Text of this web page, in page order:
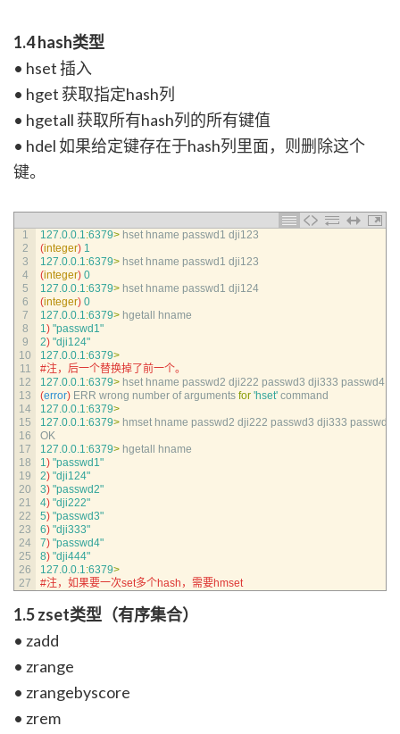
1.4 hash类型
• hset 插入
• hget 获取指定hash列
• hgetall 获取所有hash列的所有键值
• hdel 如果给定键存在于hash列里面，则删除这个
键。
1
2
3
4
5
6
7
8
9
10
11
12
13
14
15
16
17
18
19
20
21
22
23
24
25
26
27
127.0.0.1:6379> hset hname passwd1 dji123
(integer) 1
127.0.0.1:6379> hset hname passwd1 dji123
(integer) 0
127.0.0.1:6379> hset hname passwd1 dji124
(integer) 0
127.0.0.1:6379> hgetall
hname
1) "passwd1"
2) "dji124"
127.0.0.1:6379>
#注，后一个替换掉了前一个。
127.0.0.1:6379> hset hname passwd2 dji222 passwd3 dji333 passwd4
(error) ERR wrong number of arguments for 'hset' command
127.0.0.1:6379>
127.0.0.1:6379> hmset hname passwd2 dji222 passwd3 dji333 passwd4
OK
127.0.0.1:6379> hgetall
hname
1) "passwd1"
2) "dji124"
3) "passwd2"
4) "dji222"
5) "passwd3"
6) "dji333"
7) "passwd4"
8) "dji444"
127.0.0.1:6379>
#注，如果要一次set多个hash，需要hmset
1.5 zset类型（有序集合）
• zadd
• zrange
• zrangebyscore
• zrem